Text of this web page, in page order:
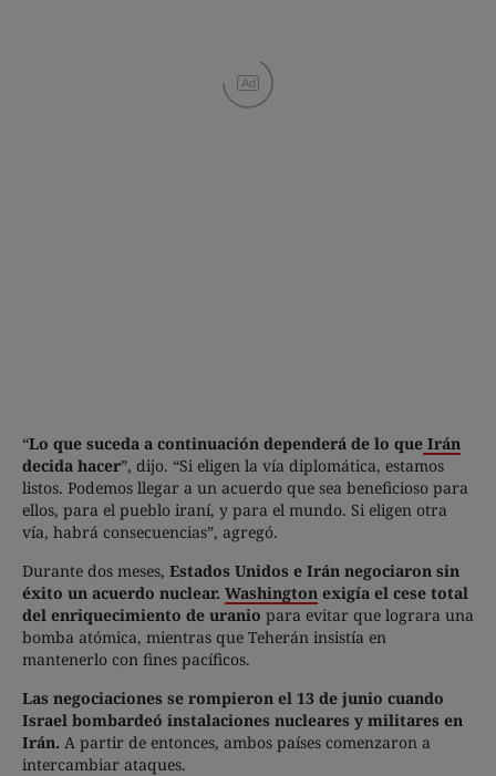
Ad
“Lo que suceda a continuación dependerá de lo que Irán
decida hacer”, dijo. “Si eligen la vía diplomática, estamos
listos. Podemos llegar a un acuerdo que sea beneficioso para
ellos, para el pueblo iraní, y para el mundo. Si eligen otra
vía, habrá consecuencias”, agregó.
Durante dos meses, Estados Unidos e Irán negociaron sin
éxito un acuerdo nuclear. Washington exigía el cese total
del enriquecimiento de uranio para evitar que lograra una
bomba atómica, mientras que Teherán insistía en
mantenerlo con fines pacíficos.
Las negociaciones se rompieron el 13 de junio cuando
Israel bombardeó instalaciones nucleares y militares en
Irán. A partir de entonces, ambos países comenzaron a
intercambiar ataques.